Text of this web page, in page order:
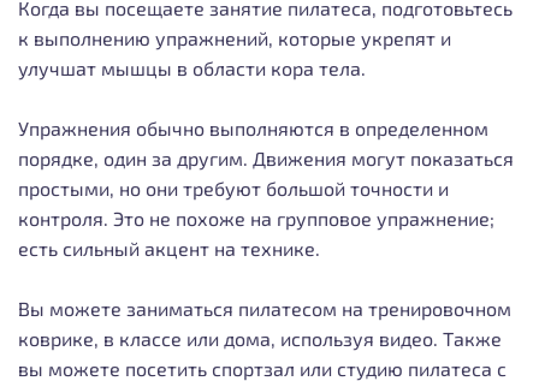
Когда вы посещаете занятие пилатеса, подготовьтесь
к выполнению упражнений, которые укрепят и
улучшат мышцы в области кора тела.
Упражнения обычно выполняются в определенном
порядке, один за другим. Движения могут показаться
простыми, но они требуют большой точности и
контроля. Это не похоже на групповое упражнение;
есть сильный акцент на технике.
Вы можете заниматься пилатесом на тренировочном
коврике, в классе или дома, используя видео. Также
вы можете посетить спортзал или студию пилатеса с